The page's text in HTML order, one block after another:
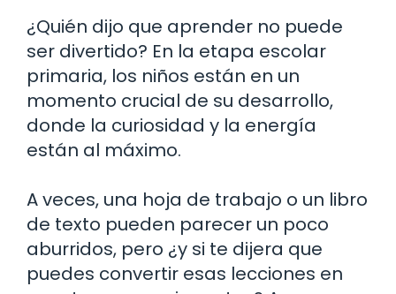
¿Quién dijo que aprender no puede
ser divertido? En la etapa escolar
primaria, los niños están en un
momento crucial de su desarrollo,
donde la curiosidad y la energía
están al máximo.
A veces, una hoja de trabajo o un libro
de texto pueden parecer un poco
aburridos, pero ¿y si te dijera que
puedes convertir esas lecciones en